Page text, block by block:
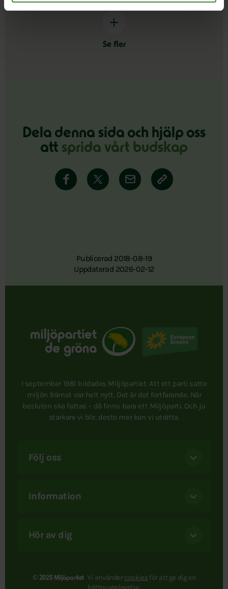
Se fler
Dela denna sida och hjälp oss
att sprida vårt budskap
Publicerad 2018-08-19
Uppdaterad 2026-02-12
I september 1981 bildades Miljöpartiet. Att ett parti satte
miljön främst var helt nytt. Det är det fortfarande. När
besluten ska fattas – då finns bara ett Miljöparti. Och ju
starkare vi blir, desto mer kan vi uträtta.
Följ oss
Information
Hör av dig
© 2025 Miljöpartiet Vi användercookies för att ge dig en
bättre upplevelse.